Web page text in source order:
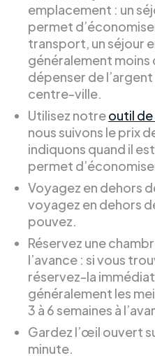
emplacement : un
permet
transport, un séjour
généralement moins
dépenser de
centre-ville.
Utilisez notreoutil de
nous suivons le prix
indiquons quand il
permet
Voyagez en dehors
voyagez en dehors
pouvez.
Réservez une
l’avance : si vous
réservez-la
généralement les
3 à 6 semaines à
Gardez l’œil ouvert
minute.